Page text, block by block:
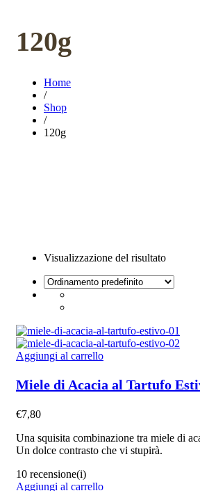
120g
Home
/
Shop
/
120g
Visualizzazione del risultato
Aggiungi al carrello
Miele di Acacia al Tartufo
€7,80
Una squisita combinazione tra miele di
Un dolce contrasto che vi stupirà.
10 recensione(i)
Aggiungi al carrello